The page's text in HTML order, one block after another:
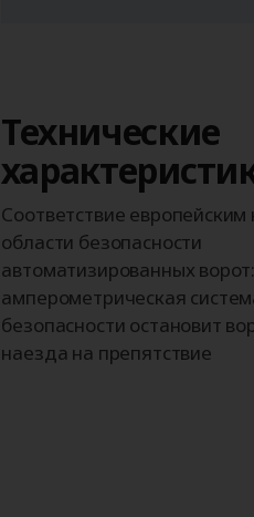
Технические
Соответствие
области безопасности
автоматизированных
амперометрическая
безопасности остановит
наезда на препятствие